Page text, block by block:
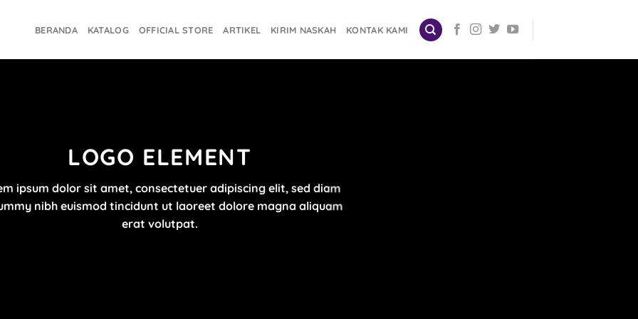
BERANDA KATALOG OFFICIAL STORE ARTIKEL KIRIM NASKAH KONTAK KAMI
LOGO ELEMENT
ipsum dolor sit amet, consectetuer adipiscing elit, sed diam
nibh euismod tincidunt ut laoreet dolore magna aliquam
erat volutpat.